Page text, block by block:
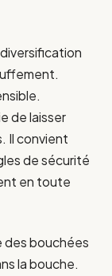
de laisser
Il convient
de sécurité
en toute
des bouchées
la bouche.